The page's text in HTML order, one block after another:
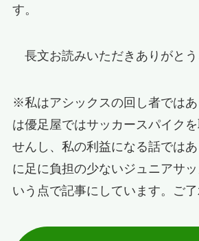
す。
長文お読みいただきありがとう
※私はアシックスの回し者では
は優足屋ではサッカースパイク
せんし、私の利益になる話では
に足に負担の少ないジュニアサ
いう点で記事にしています。ご了